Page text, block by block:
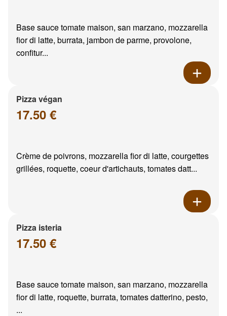
Base sauce tomate maison, san marzano, mozzarella
fior di latte, burrata, jambon de parme, provolone,
confitur...
Pizza végan
17.50 €
Crème de poivrons, mozzarella fior di latte, courgettes
grillées, roquette, coeur d'artichauts, tomates datt...
Pizza isteria
17.50 €
Base sauce tomate maison, san marzano, mozzarella
fior di latte, roquette, burrata, tomates datterino, pesto,
...